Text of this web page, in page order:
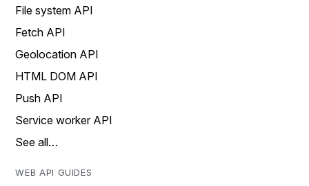
File system API
Fetch API
Geolocation API
HTML DOM API
Push API
Service worker API
See all…
WEB API GUIDES